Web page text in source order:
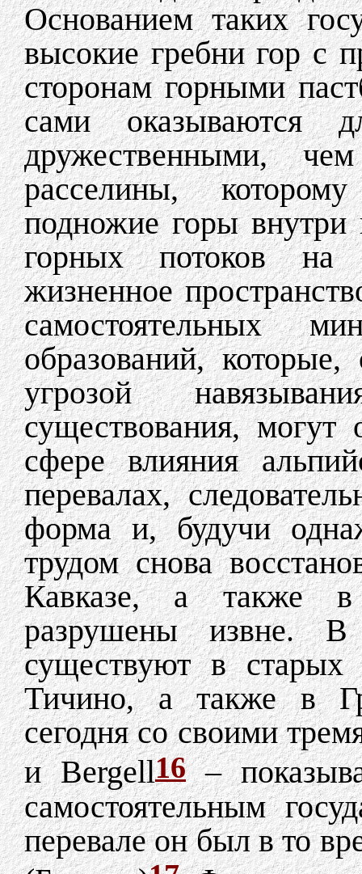
Основанием таких
высокие гребни гор с
сторонам горными
сами оказываются
дружественными,
расселины,
подножие горы внутри
горных потоков на
жизненное
самостоятельных
образований, которые,
угрозой
существования, могут
сфере влияния
перевалах,
форма и, будучи
трудом снова
Кавказе, а также
разрушены извне.
существуют в
Тичино, а также в
сегодня со своими
и Bergell16–
самостоятельным
перевале он был в то